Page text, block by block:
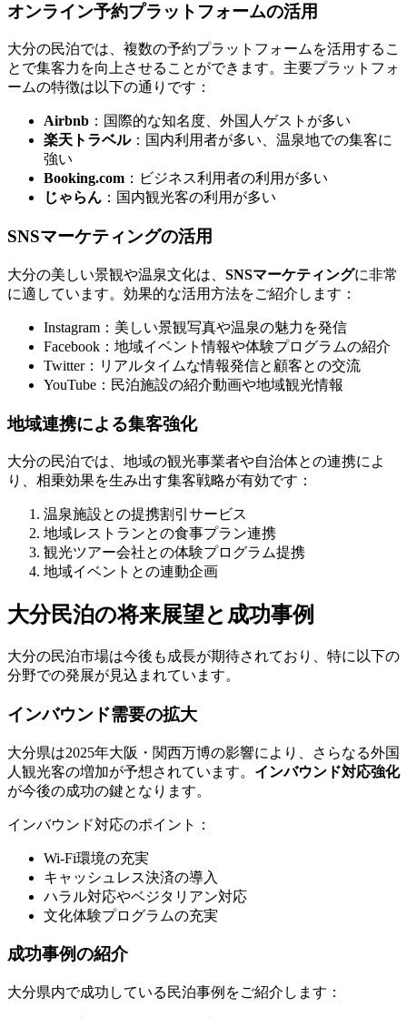
オンライン予約プラットフォームの活用
大分の民泊では、複数の予約プラットフォームを活用するこ
とで集客力を向上させることができます。主要プラットフォ
ームの特徴は以下の通りです：
Airbnb ：国際的な知名度、外国人ゲストが多い
楽天トラベル：国内利用者が多い、温泉地での集客に
強い
Booking.com ：ビジネス利用者の利用が多い
じゃらん ：国内観光客の利用が多い
SNSマーケティングの活用
大分の美しい景観や温泉文化は、 SNSマーケティングに非常
に適しています。効果的な活用方法をご紹介します：
Instagram：美しい景観写真や温泉の魅力を発信
Facebook：地域イベント情報や体験プログラムの紹介
Twitter：リアルタイムな情報発信と顧客との交流
YouTube：民泊施設の紹介動画や地域観光情報
地域連携による集客強化
大分の民泊では、地域の観光事業者や自治体との連携によ
り、相乗効果を生み出す集客戦略が有効です：
温泉施設との提携割引サービス
地域レストランとの食事プラン連携
観光ツアー会社との体験プログラム提携
地域イベントとの連動企画
大分民泊の将来展望と成功事例
大分の民泊市場は今後も成長が期待されており、特に以下の
分野での発展が見込まれています。
インバウンド需要の拡大
大分県は2025年大阪・関西万博の影響により、さらなる外国
人観光客の増加が予想されています。 インバウンド対応強化
が今後の成功の鍵となります。
インバウンド対応のポイント：
Wi-Fi環境の充実
キャッシュレス決済の導入
ハラル対応やベジタリアン対応
文化体験プログラムの充実
成功事例の紹介
大分県内で成功している民泊事例をご紹介します：